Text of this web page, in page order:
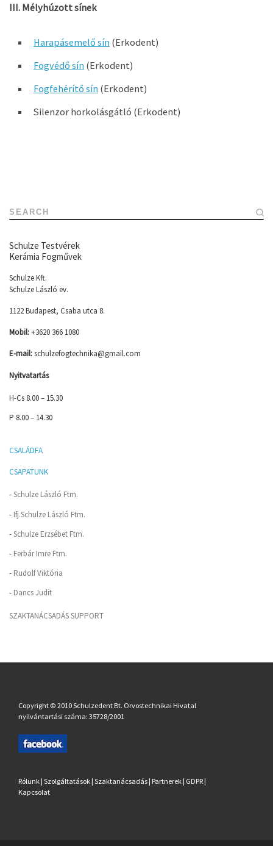
III. Mélyhúzott sínek
Harapásemelő sín (Erkodent)
Fogvédő sín (Erkodent)
Fogfehérítő sín (Erkodent)
Silenzor horkolásgátló (Erkodent)
SEARCH
Schulze Testvérek
Kerámia Fogművek
Schulze Kft.
Schulze László ev.
1122 Budapest, Csaba utca 8.
Mobil:+3620 366 1080
E-mail:schulzefogtechnika@gmail.com
Nyitvatartás
H-Cs 8.00 – 15.30
P 8.00 – 14.30
CSALÁDFA
CSAPATUNK
-Schulze László Ftm.
- Ifj.Schulze László Ftm.
-Schulze Erzsébet Ftm.
- Ferbár Imre Ftm.
- Rudolf Viktória
- Dancs Judit
SZAKTANÁCSADÁS SUPPORT
Copyright © 2010 Schulzedent Bt. Orvostechnikai Hivatal
nyilvántartási száma: 35728/2001
Rólunk |Szolgáltatások |Szaktanácsadás | Partnerek | GDPR |
Kapcsolat